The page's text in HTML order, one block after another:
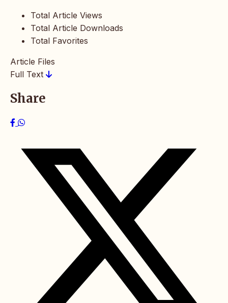
Total Article Views
Total Article Downloads
Total Favorites
Article Files
Full Text
Share